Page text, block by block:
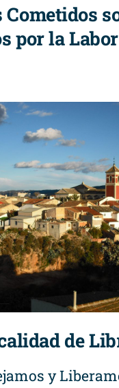
por la
de
y